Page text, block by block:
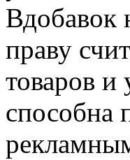
Вдобавок
праву
товаров и
способна